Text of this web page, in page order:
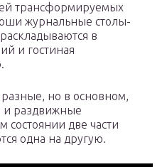
трансформируемых
журнальные столы-
в
и гостиная
но в основном,
и раздвижные
две части
одна на другую.